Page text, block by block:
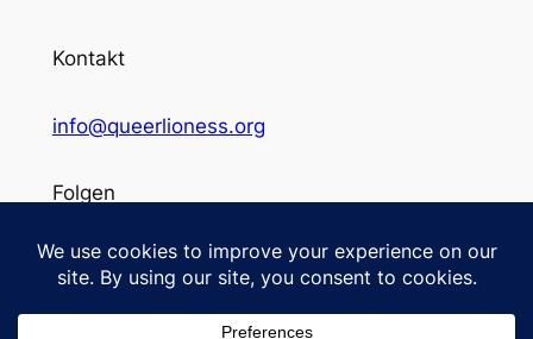
Kontakt
info@queerlioness.org
Folgen
Instagram/Facebook